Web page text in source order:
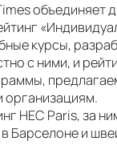
объединяет
курсы,
с ними, и
HEC Paris, за
Барселоне и